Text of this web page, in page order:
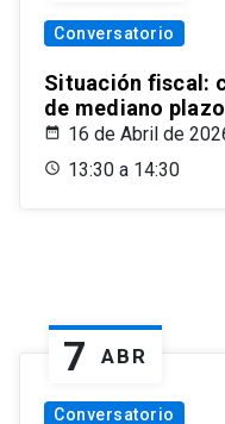
Conversatorio
Situación fiscal:
de mediano
16 de Abril de
13:30 a 14:30
7 ABR
Conversatorio